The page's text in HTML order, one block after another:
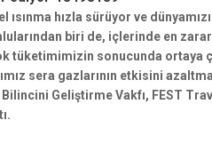
ısınma hızla sürüyor ve
biri de, içlerinde en
tüketimimizin sonucunda ortaya
sera gazlarının etkisini
Geliştirme Vakfı, FEST